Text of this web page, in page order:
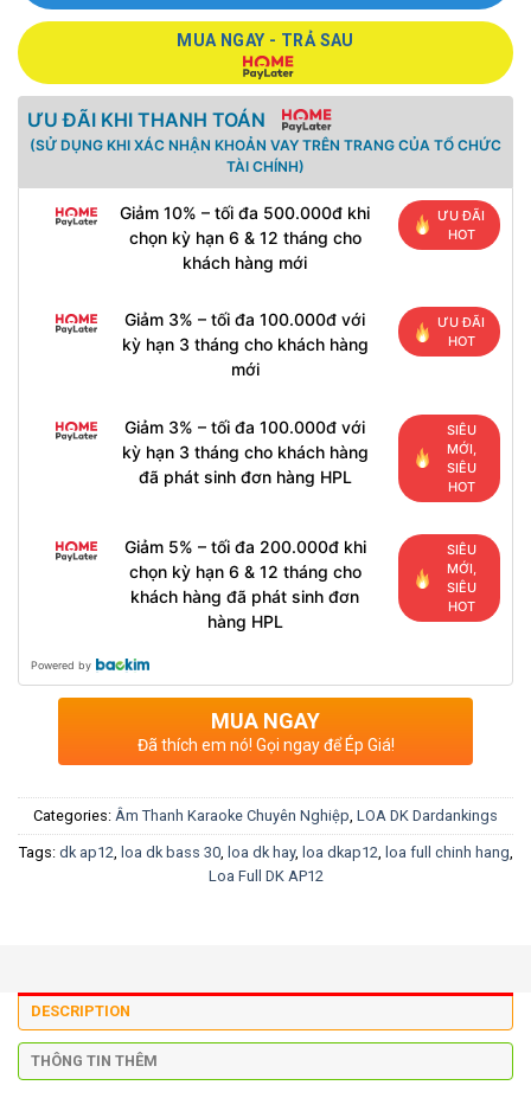
MUA NGAY - TRẢ SAU
ƯU ĐÃI KHI THANH TOÁN
(SỬ DỤNG KHI XÁC NHẬN KHOẢN VAY TRÊN TRANG CỦA TỔ CHỨC
TÀI CHÍNH)
Giảm 10% – tối đa 500.000đ khi
chọn kỳ hạn 6 & 12 tháng cho
khách hàng mới
ƯU ĐÃI
HOT
Giảm 3% – tối đa 100.000đ với
kỳ hạn 3 tháng cho khách hàng
mới
ƯU ĐÃI
HOT
Giảm 3% – tối đa 100.000đ với
kỳ hạn 3 tháng cho khách hàng
đã phát sinh đơn hàng HPL
SIÊU
MỚI,
SIÊU
HOT
Giảm 5% – tối đa 200.000đ khi
chọn kỳ hạn 6 & 12 tháng cho
khách hàng đã phát sinh đơn
hàng HPL
SIÊU
MỚI,
SIÊU
HOT
Powered by
MUA NGAY
Đã thích em nó! Gọi ngay để Ép Giá!
Categories: Âm Thanh Karaoke Chuyên Nghiệp, LOA DK Dardankings
Tags: dk ap12, loa dk bass 30, loa dk hay, loa dkap12, loa full chinh hang,
Loa Full DK AP12
DESCRIPTION
THÔNG TIN THÊM